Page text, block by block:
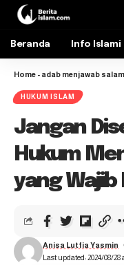
Beranda Info Islami
Home - adab menjawab salam
HUKUM ISLAM
Jangan
Hukum
yang Wajib
Last updated: 2024/08/28
Anisa Lutfia Yasmin